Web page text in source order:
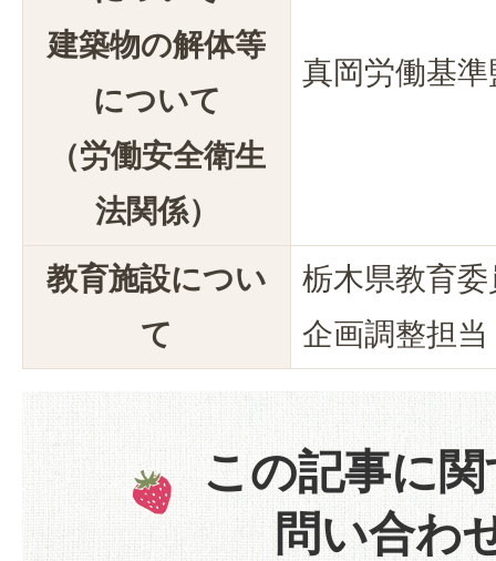
建築物の解体等
について
（労働安全衛生
法関係）
真岡労働基
教育施設につい
て
栃木県教育
企画調整担当
この記事に
問い合わ